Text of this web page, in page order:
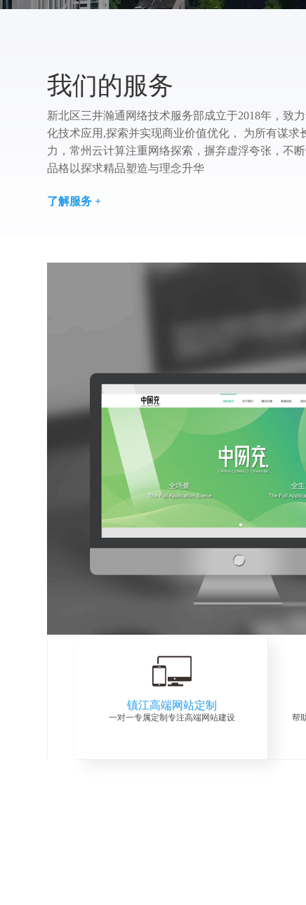
我们的服务
新北区三井瀚通网络技术服务部成立于2018年，致
化技术应用,探索并实现商业价值优化， 为所有谋求
力，常州云计算注重网络探索，摒弃虚浮夸张，不
品格以探求精品塑造与理念升华
了解服务 +
镇江高端网站定制
一对一专属定制专注高端网站建设 帮